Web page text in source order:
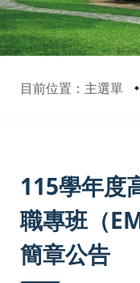
目前位置：主選單
115學年度
職專班（
簡章公告